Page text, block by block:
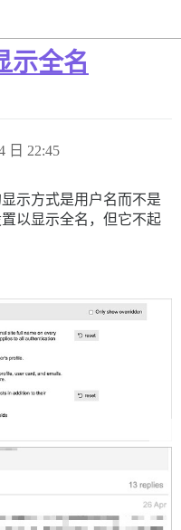
示全名
日 22:45
示方式是用户名而不是
以显示全名，但它不起